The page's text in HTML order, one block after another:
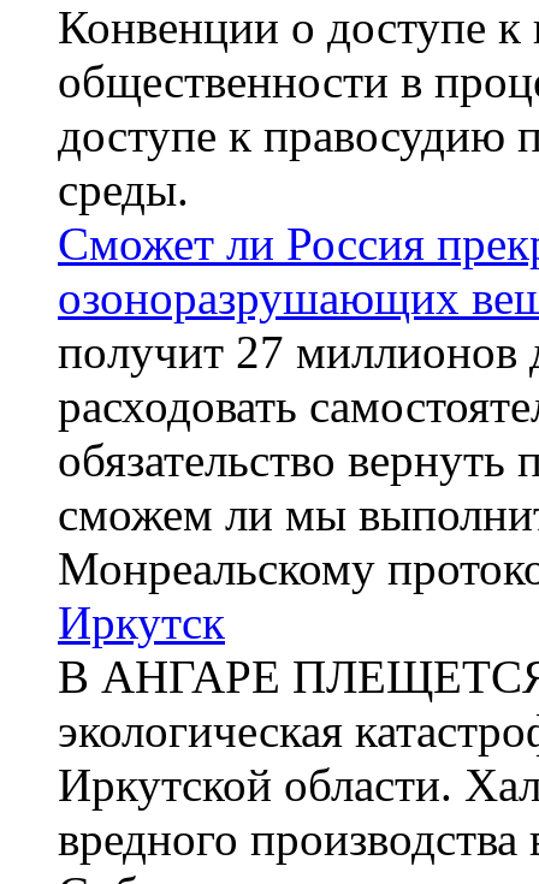
Конвенции о доступе
общественности в
доступе к
среды.
Сможет ли Россия
озоноразрушающих
получит 27 миллионов
расходовать
обязательство
сможем ли мы
Монреальскому
Иркутск
В АНГАРЕ ПЛЕЩЕТСЯ
экологическая
Иркутской области.
вредного